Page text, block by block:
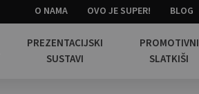
O NAMA OVO JE SUPER! BLOG
PREZENTACIJSKI
SUSTAVI
PROMOTIVNI
SLATKIŠI